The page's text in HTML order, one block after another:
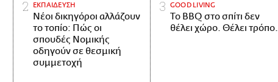
ΕΚΠΑΙΔΕΥΣΗ
Νέοι δικηγόροι αλλάζουν
το τοπίο: Πώς οι
σπουδές Νομικής
οδηγούν σε θεσμική
συμμετοχή
GOOD LIVING
Το BBQ στο σπίτι δεν
θέλει χώρο. Θέλει τρόπο.